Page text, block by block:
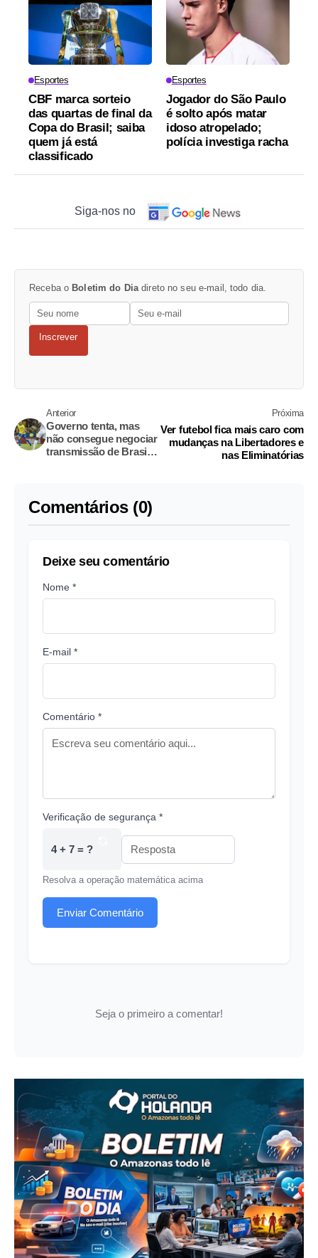
Esportes
CBF marca sorteio
das quartas de final da
Copa do Brasil; saiba
quem já está
classificado
Esportes
Jogador do São Paulo
é solto após matar
idoso atropelado;
polícia investiga racha
Siga-nos no
Receba o Boletim do Dia direto no seu e-mail, todo dia.
Inscrever
Anterior
Governo tenta, mas
não consegue negociar
transmissão de Brasil e
Próxima
Ver futebol fica mais caro com
mudanças na Libertadores e
nas Eliminatórias
Comentários (0)
Deixe seu comentário
Nome *
E-mail *
Comentário *
Verificação de segurança *
4 + 7 = ?
Resolva a operação matemática acima
Enviar Comentário
Seja o primeiro a comentar!